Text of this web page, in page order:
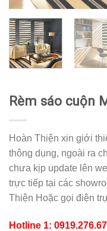
Rèm sáo cuộn
Hoàn Thiện xin giới
thông dụng, ngoài ra
chưa kịp update lên
trực tiếp tại các
Thiện Hoặc gọi điện
Hotline 1: